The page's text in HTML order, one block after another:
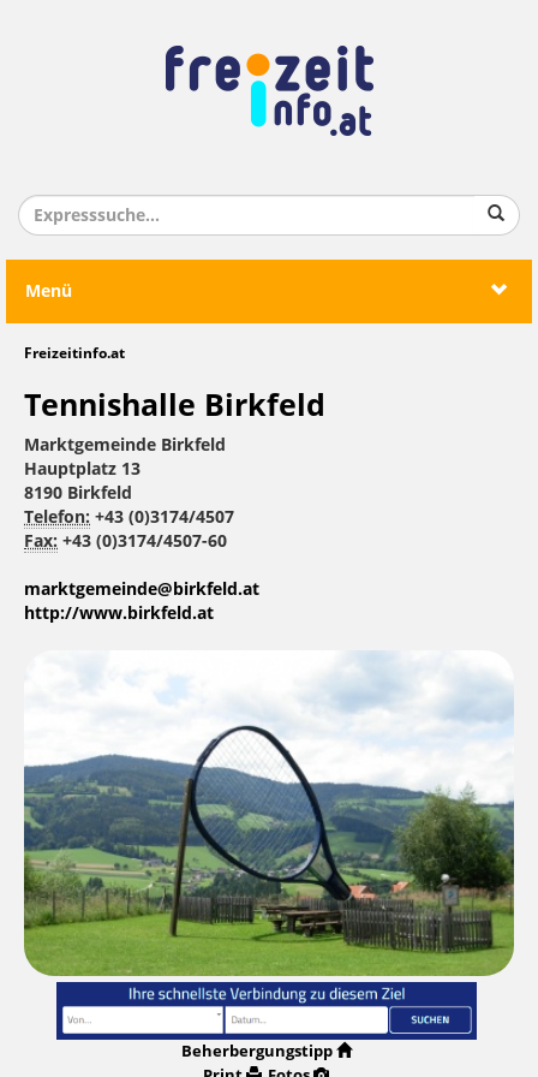
Menü
Freizeitinfo.at
Tennishalle Birkfeld
Marktgemeinde Birkfeld
Hauptplatz 13
8190 Birkfeld
Telefon: +43 (0)3174/4507
Fax: +43 (0)3174/4507-60
marktgemeinde@birkfeld.at
http://www.birkfeld.at
Beherbergungstipp